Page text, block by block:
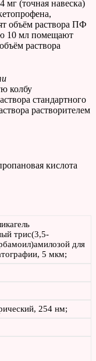
мг (точная навеска)
объём раствора ПФ
10 мл помещают
раствора
колбу
стандартного
растворителем
кислота
трис(3,5-
для
5 мкм;
254 нм;